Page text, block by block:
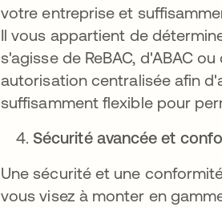
votre entreprise et
Il vous appartient de
s'agisse de ReBAC, d'ABAC
autorisation centralisée afin
suffisamment flexible pour
Sécurité avancée et
Une sécurité et une
vous visez à monter en